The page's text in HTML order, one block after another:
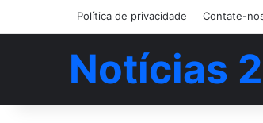
Política de privacidade Contate-
Notícias